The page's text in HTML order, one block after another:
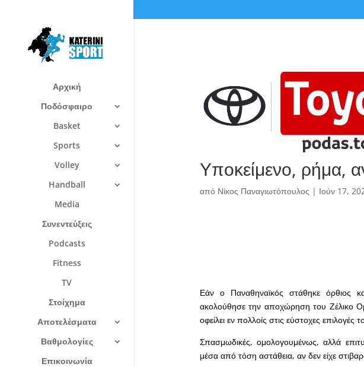
Αρχική
Ποδόσφαιρο
Basket
Sports
Volley
Handball
Media
Συνεντεύξεις
Podcasts
Fitness
TV
Στοίχημα
Αποτελέσματα
Βαθμολογίες
Επικοινωνία
Υποκείμενο, ρήμα,
από Νίκος Παναγιωτόπουλος | Ιούν 17,
Εάν ο Παναθηναϊκός στάθηκε όρθιος
ακολούθησε την αποχώρηση του Ζέλικο
οφείλει εν πολλοίς στις εύστοχες
Σπασμωδικές, ομολογουμένως, αλλά
μέσα από τόση αστάθεια, αν δεν είχε